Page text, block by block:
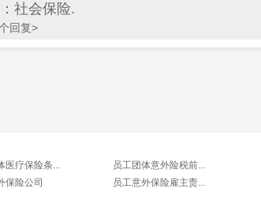
社会保险.
回复>
医疗保险条...
员工团体意外险税前...
保险公司 员工意外保险雇主责...